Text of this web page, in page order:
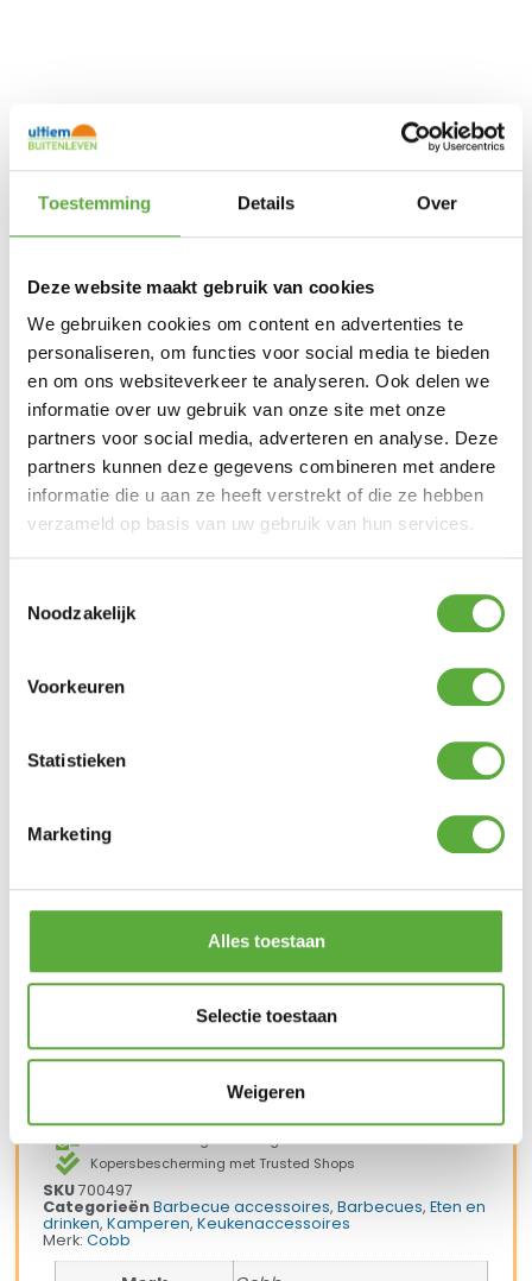
Toestemming Details Over
Deze website maakt gebruik van cookies
We gebruiken cookies om content en advertenties te
personaliseren, om functies voor social media te bieden
en om ons websiteverkeer te analyseren. Ook delen we
informatie over uw gebruik van onze site met onze
partners voor social media, adverteren en analyse. Deze
partners kunnen deze gegevens combineren met andere
informatie die u aan ze heeft verstrekt of die ze hebben
verzameld op basis van uw gebruik van hun services.
Noodzakelijk
Voorkeuren
Statistieken
Marketing
Alles toestaan
Selectie toestaan
Weigeren
Ultiem Buitenleven prijs:
€32,95
Gratis verzending vanaf €250,-*
Achteraf betalen mogelijk
Snelle verzending & levering aan huis
Kopersbescherming met Trusted Shops
1 op voorraad
In winkelmand
De COBB Bamboe snijplank is de ideale
accessoire voor bij het bereiden van je
groentes, vlees, vis op de plank en dek deze
af met de deksel van je COBB Pro of COBB
gebruiken als serveerplank voor de lekkere
hapjes die je klaargemaakt hebt op je COBB.
Ultiem Buitenleven prijs:
€ 32,95
In winkelmand
Gratis verzending vanaf €250,-*
Snelle verzending & levering aan huis
Kopersbescherming met Trusted Shops
SKU700497
Categorieën Barbecue accessoires,Barbecues,Eten en
drinken,Kamperen,Keukenaccessoires
Merk:Cobb